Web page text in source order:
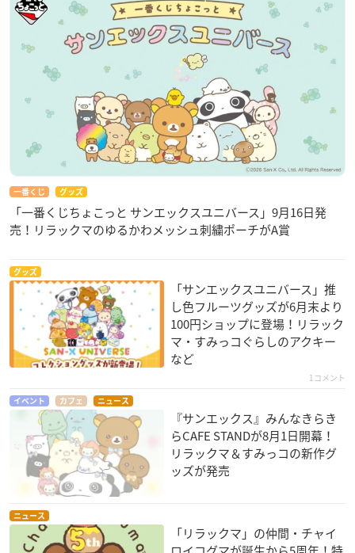
一番くじ グッズ
「一番くじちょこっと サンエックスユニバース」9月16日発
売！リラックマのゆるかわメッシュ刺繍ポーチがA賞
グッズ
「サンエックスユニバース」推
し色フルーツグッズが6月末より
100円ショップに登場！リラック
マ・すみっコぐらしのアクキー
など
1コメント
イベント カフェ ニュース
『サンエックス』みんなきらき
らCAFE STANDが8月1日開幕！
リラックマ＆すみっコの新作グ
ッズが発売
ニュース
「リラックマ」の仲間・チャイ